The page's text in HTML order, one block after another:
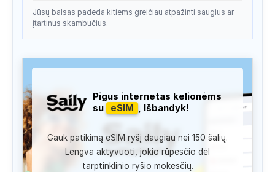
Jūsų balsas padeda kitiems greičiau atpažinti saugius ar
įtartinus skambučius.
Pigus internetas kelionėms
su
eSIM , Išbandyk!
Gauk patikimą eSIM ryšį daugiau nei 150 šalių.
Lengva aktyvuoti, jokio rūpesčio dėl
tarptinklinio ryšio mokesčių.